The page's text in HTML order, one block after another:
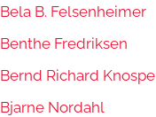
Bela B. Felsenheimer
Benthe Fredriksen
Bernd Richard Knospe
Bjarne Nordahl